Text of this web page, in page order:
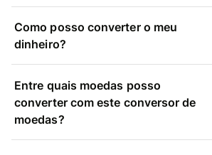
Como posso converter o meu
dinheiro?
Entre quais moedas posso
converter com este conversor de
moedas?